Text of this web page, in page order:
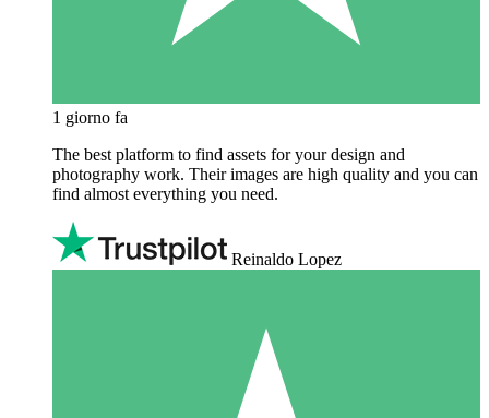
1 giorno fa
The best platform to find assets for your design and
photography work. Their images are high quality and you can
find almost everything you need.
Reinaldo Lopez